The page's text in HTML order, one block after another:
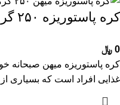
کره پاستوریزه ۲۵۰ گرمی میهن
0 ﷼
کره پاستوریزه میهن صبحانه
غذایی افراد است که بسیاری از